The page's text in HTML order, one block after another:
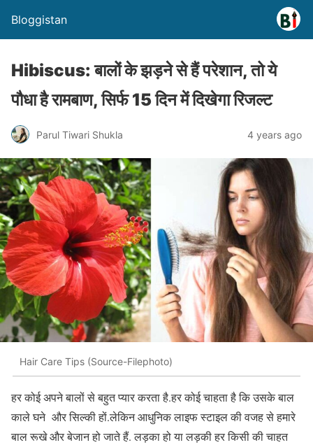
Bloggistan
Hibiscus: बालों के झड़ने से हैं परेशान, तो ये
पौधा है रामबाण, सिर्फ 15 दिन में दिखेगा रिजल्ट
Parul Tiwari Shukla 4 years ago
Hair Care Tips (Source-Filephoto)
हर कोई अपने बालों से बहुत प्यार करता है.हर कोई चाहता है कि उसके बाल
काले घने और सिल्की हों.लेकिन आधुनिक लाइफ स्टाइल की वजह से हमारे
बाल रूखे और बेजान हो जाते हैं. लड़का हो या लड़की हर किसी की चाहत